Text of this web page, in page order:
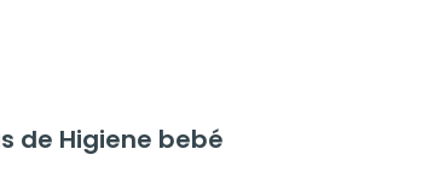
de Higiene bebé